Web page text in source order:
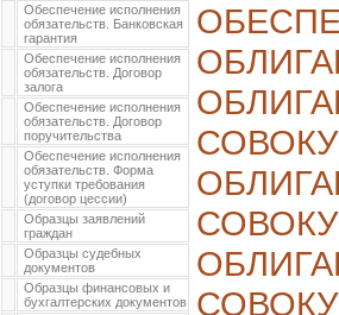
Обеспечение исполнения
обязательств. Банковская
гарантия
Обеспечение исполнения
обязательств. Договор
залога
Обеспечение исполнения
обязательств. Договор
поручительства
Обеспечение исполнения
обязательств. Форма
уступки требования
(договор цессии)
Образцы заявлений
граждан
Образцы судебных
документов
Образцы финансовых и
бухгалтерских документов